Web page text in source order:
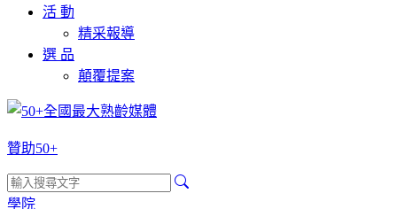
活 動
精采報導
選 品
顛覆提案
贊助50+
學院